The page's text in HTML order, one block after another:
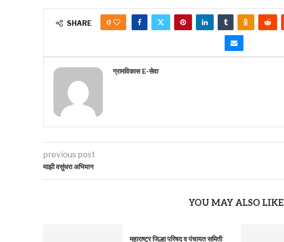
SHARE 0
ग्रामविकास E-सेवा
previous post
माझी वसुंधरा अभियान
YOU MAY ALSO LIKE
महाराष्ट्र जिल्हा परिषद व पंचायत समिती